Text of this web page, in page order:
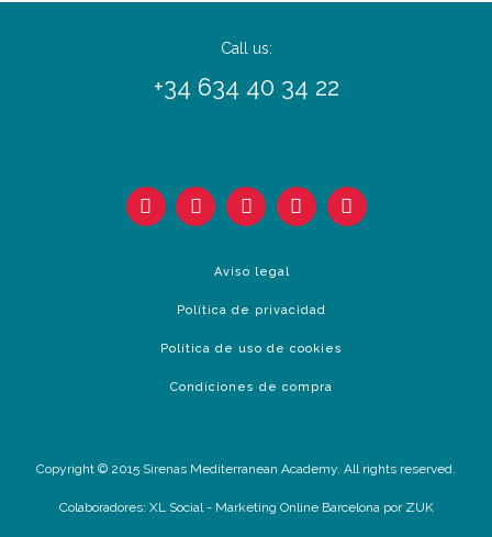
Call us:
+34 634 40 34 22
Aviso legal
Política de privacidad
Política de uso de cookies
Condiciones de compra
Copyright © 2015 Sirenas Mediterranean Academy. All rights reserved.
Colaboradores: XL Social - Marketing Online Barcelona por ZUK